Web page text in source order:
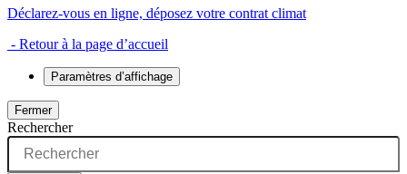
Déclarez-vous en ligne, déposez votre contrat climat
- Retour à la page d’accueil
Paramètres d’affichage
Fermer
Rechercher